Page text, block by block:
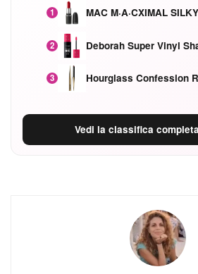
1
2 Deborah Super Vinyl
3
Vedi la classifica